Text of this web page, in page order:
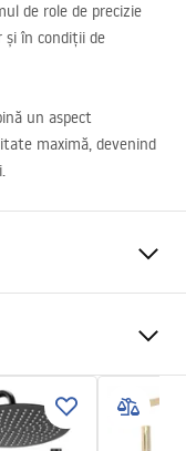
de role de precizie
și în condiții de
un aspect
maximă, devenind
4mm